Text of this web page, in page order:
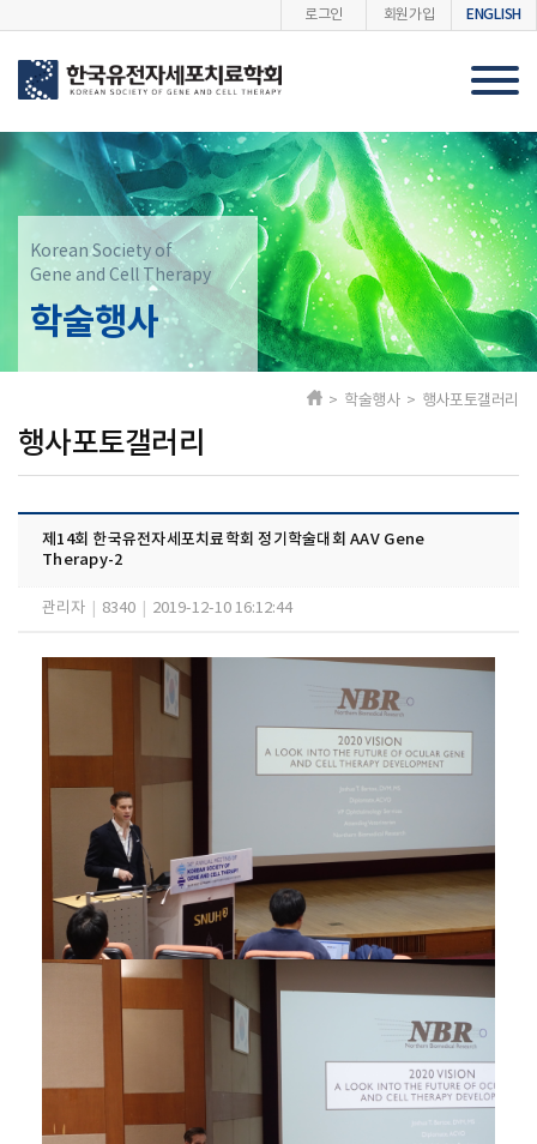
로그인 회원가입 ENGLISH
Korean Society of
Gene and Cell Therapy
학술행사
행사포토갤러리
> 학술행사 > 행사포토갤러리
제14회 한국유전자세포치료학회 정기학술대회 AAV Gene
Therapy-2
관리자 8340 2019-12-10 16:12:44